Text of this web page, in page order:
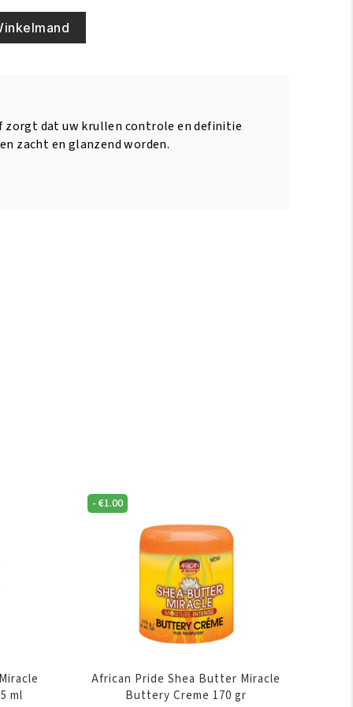
zorgt dat uw krullen controle en definitie
zacht en glanzend worden.
ml
-€1.00
African Pride Shea Butter Miracle
Buttery Creme 170 gr